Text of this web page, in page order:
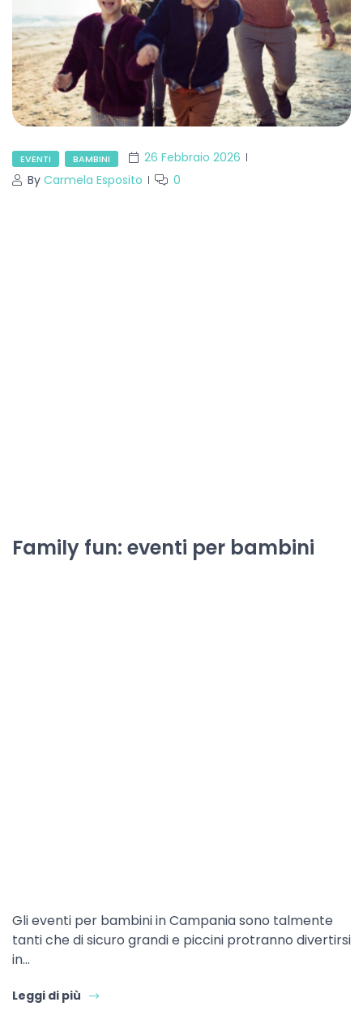
EVENTI BAMBINI
26 Febbraio 2026
By Carmela Esposito 0
Family fun: eventi per bambini
Gli eventi per bambini in Campania sono talmente
tanti che di sicuro grandi e piccini protranno divertirsi
in…
Leggi di più